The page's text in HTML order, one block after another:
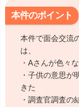
本件のポイント
本件で面会交流
は、
・Aさんが色々
・子供の意思が
きた
・調査官調査の